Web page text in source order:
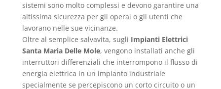
sistemi sono molto complessi e devono garantire una
altissima sicurezza per gli operai o gli utenti che
lavorano nelle sue vicinanze.
Oltre al semplice salvavita, sugli Impianti Elettrici
Santa Maria Delle Mole, vengono installati anche gli
interruttori differenziali che interrompono il flusso di
energia elettrica in un impianto industriale
specialmente se percepiscono un corto circuito o un